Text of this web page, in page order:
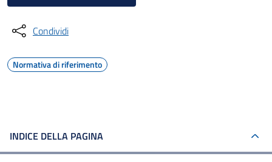
Condividi
Normativa di riferimento
INDICE DELLA PAGINA